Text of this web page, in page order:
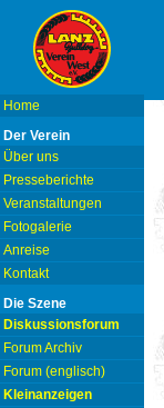
Home
Der Verein
Über uns
Presseberichte
Veranstaltungen
Fotogalerie
Anreise
Kontakt
Die Szene
Diskussionsforum
Forum Archiv
Forum (englisch)
Kleinanzeigen